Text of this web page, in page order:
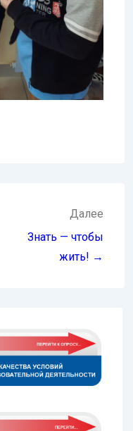
Далее
Знать — чтобы
жить! →